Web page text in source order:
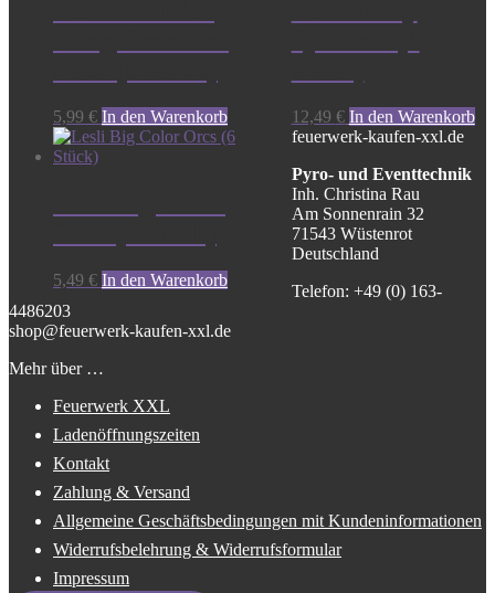
5,99 € In den Warenkorb 12,49 € In den Warenkorb
5,49 € In den Warenkorb
feuerwerk-kaufen-xxl.de
Pyro- und Eventtechnik
Inh. Christina Rau
Am Sonnenrain 32
71543 Wüstenrot
Deutschland
Telefon: +49 (0) 163-
4486203
shop@feuerwerk-kaufen-xxl.de
Mehr über …
Feuerwerk XXL
Ladenöffnungszeiten
Kontakt
Zahlung & Versand
Allgemeine Geschäftsbedingungen mit Kundeninformationen
Widerrufsbelehrung & Widerrufsformular
Impressum